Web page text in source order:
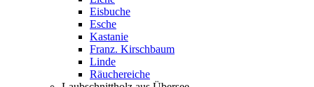
Eisbuche
Esche
Kastanie
Franz. Kirschbaum
Linde
Räuchereiche